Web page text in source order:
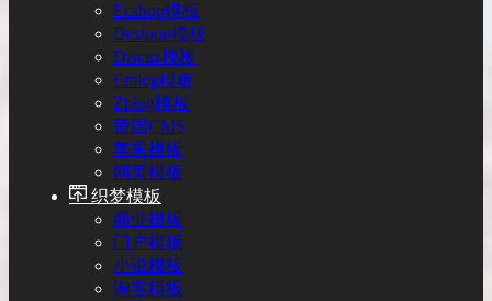
Ecshop模板
Destoon模板
Discuz模板
Emlog模板
Zblog模板
帝国CMS
苹果模板
网页模板
织梦模板
商业模板
门户模板
小说模板
淘客模板